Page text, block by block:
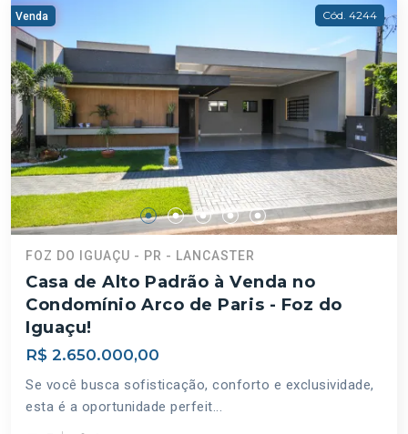
Venda Cód. 4244
FOZ DO IGUAÇU - PR - LANCASTER
Casa de Alto Padrão à Venda no
Condomínio Arco de Paris - Foz do
Iguaçu!
R$ 2.650.000,00
Se você busca sofisticação, conforto e exclusividade,
esta é a oportunidade perfeit...